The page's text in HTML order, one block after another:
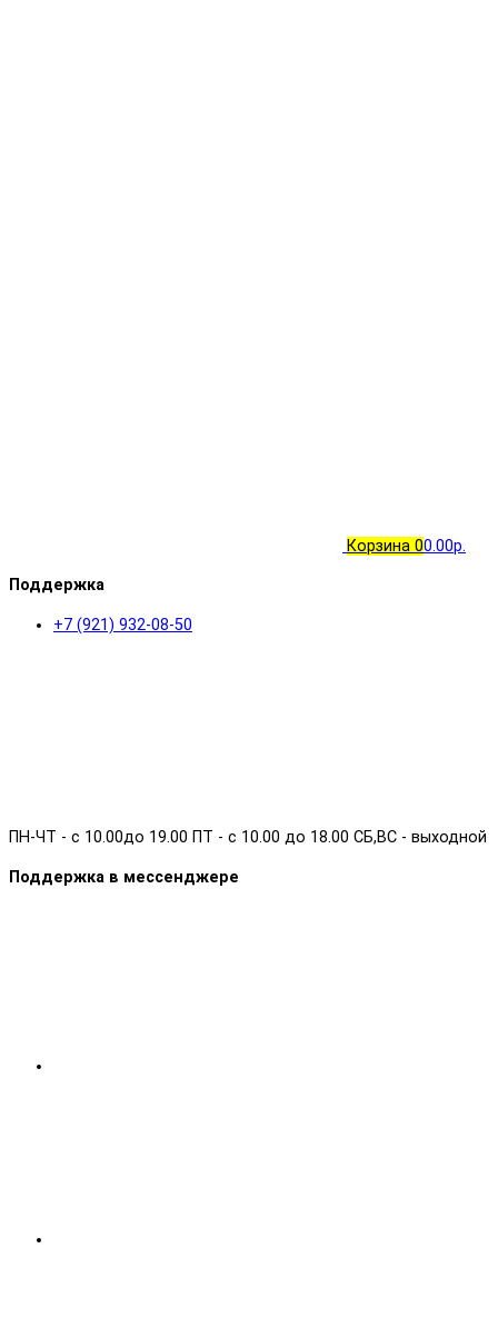
Корзина 00.00р.
Поддержка
+7 (921) 932-08-50
ПН-ЧТ - с 10.00до 19.00 ПТ - с 10.00 до 18.00 СБ,ВС - выходной
Поддержка в мессенджере